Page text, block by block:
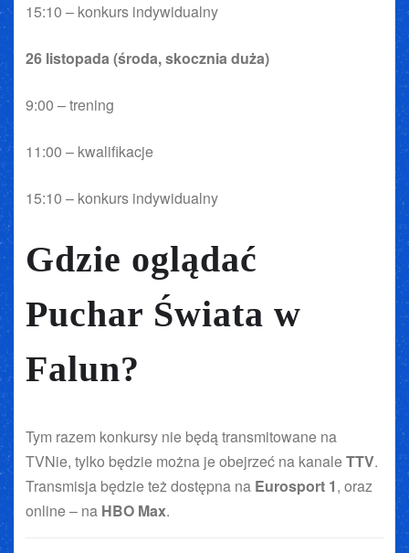
15:10 – konkurs indywidualny
26 listopada (środa, skocznia duża)
9:00 – trening
11:00 – kwalifikacje
15:10 – konkurs indywidualny
Gdzie oglądać
Puchar Świata w
Falun?
Tym razem konkursy nie będą transmitowane na
TVNie, tylko będzie można je obejrzeć na kanaleTTV.
Transmisja będzie też dostępna na Eurosport 1, oraz
online – na HBO Max.